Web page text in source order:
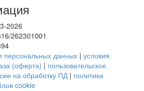
2026
262301001
персональных данных | условия
(оферта) | пользовательское
на обработку ПД| политика
cookie